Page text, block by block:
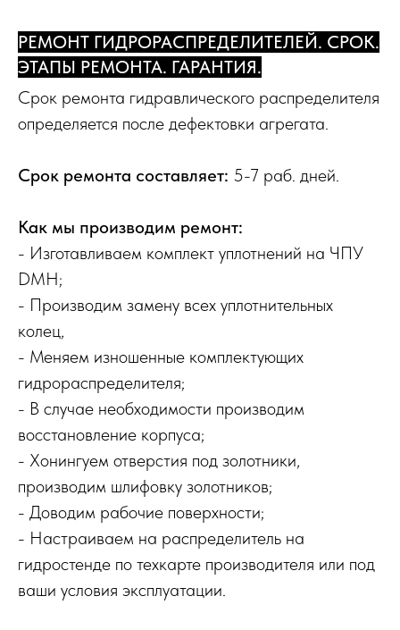
РЕМОНТ ГИДРОРАСПРЕДЕЛИТЕЛЕЙ. СРОК.
ЭТАПЫ РЕМОНТА. ГАРАНТИЯ.
Срок ремонта гидравлического распределителя
определяется после дефектовки агрегата.
Срок ремонта составляет: 5-7 раб. дней.
Как мы производим ремонт:
- Изготавливаем комплект уплотнений на ЧПУ
DMH;
- Производим замену всех уплотнительных
колец,
- Меняем изношенные комплектующих
гидрораспределителя;
- В случае необходимости производим
восстановление корпуса;
- Хонингуем отверстия под золотники,
производим шлифовку золотников;
- Доводим рабочие поверхности;
- Настраиваем на распределитель на
гидростенде по техкарте производителя или под
ваши условия эксплуатации.